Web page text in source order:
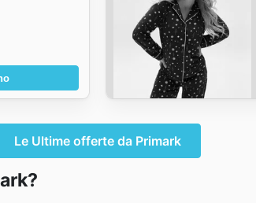
Le Ultime offerte da Primark